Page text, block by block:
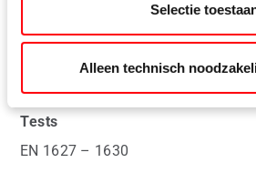
Selectie
Alleen technisch
Tests
EN 1627 – 1630